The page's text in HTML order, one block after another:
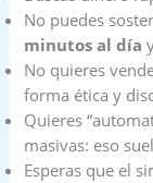
No puedes
minutos al día
No quieres
forma ética y
Quieres
masivas: eso
Esperas que el